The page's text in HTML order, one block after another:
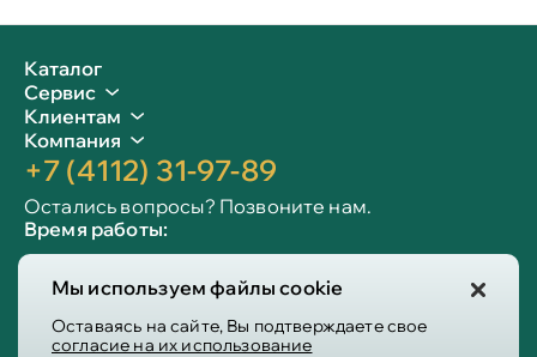
Мы используем файлы cookie
Оставаясь на сайте, Вы подтверждаете свое
согласие на их использование
Каталог
Сервис
Клиентам
Компания
+7 (4112) 31-97-89
Остались вопросы? Позвоните нам.
Время работы:
Сб-вс: 10:00 - 19:00
Info@victoria-mebel.ru